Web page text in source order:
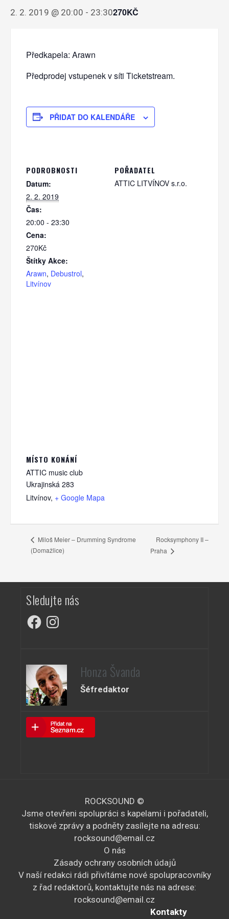
2. 2. 2019 @ 20:00 - 23:30270KČ
Předkapela: Arawn
Předprodej vstupenek v síti Ticketstream.
PŘIDAT DO KALENDÁŘE
PODROBNOSTI
Datum:
2. 2. 2019
Čas:
20:00 - 23:30
Cena:
270Kč
Štítky Akce:
Arawn, Debustrol,
Litvínov
POŘADATEL
ATTIC LITVÍNOV s.r.o.
MÍSTO KONÁNÍ
ATTIC music club
Ukrajinská 283
Litvínov, + Google Mapa
Miloš Meier – Drumming Syndrome
(Domažlice)
Rocksymphony II –
Praha
Sledujte nás
FacebookInstagram
Honza Švanda
Šéfredaktor
ROCKSOUND ©
Jsme otevřeni spolupráci s kapelami i pořadateli,
tiskové zprávy a podněty zasílejte na adresu:
rocksound@email.cz
O nás
Zásady ochrany osobních údajů
V naší redakci rádi přivítáme nové spolupracovníky
z řad redaktorů, kontaktujte nás na adrese:
rocksound@email.cz
Kontakty